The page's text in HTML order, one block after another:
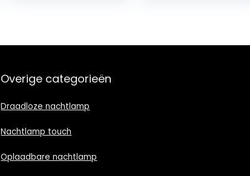
Overige categorieën
Draadloze nachtlamp
Nachtlamp touch
Oplaadbare nachtlamp